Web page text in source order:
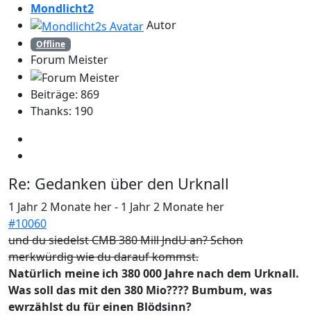
Mondlicht2
Autor
Offline
Forum Meister
Beiträge: 869
Thanks: 190
Re: Gedanken über den Urknall
1 Jahr 2 Monate her- 1 Jahr 2 Monate her
#10060
und du siedelst CMB 380 Mill JndU an? Schon
merkwürdig wie du darauf kommst.
Natürlich meine ich 380 000 Jahre nach dem Urknall.
Was soll das mit den 380 Mio???? Bumbum, was
ewrzählst du für einen Blödsinn?